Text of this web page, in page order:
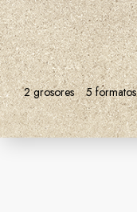
2 grosores 5 formatos